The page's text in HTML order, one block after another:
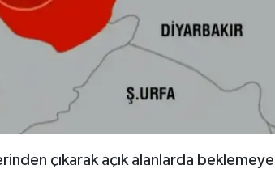
çıkarak açık alanlarda beklemeye